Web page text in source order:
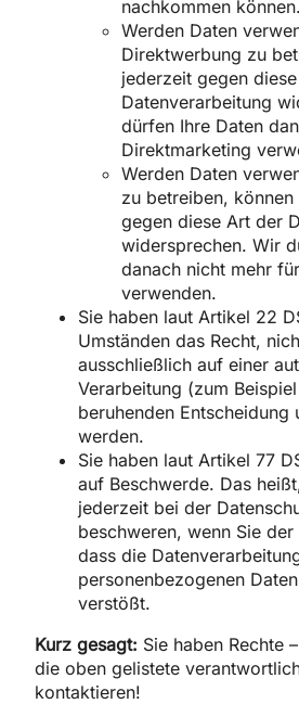
nachkommen können.
Werden Daten
Direktwerbung zu
jederzeit gegen
Datenverarbeitung
dürfen Ihre Daten
Direktmarketing
Werden Daten
zu betreiben,
gegen diese Art der
widersprechen. Wir
danach nicht mehr
verwenden.
Sie haben laut Artikel 22
Umständen das Recht,
ausschließlich auf einer
Verarbeitung (zum
beruhenden Entscheidung
werden.
Sie haben laut Artikel 77
auf Beschwerde. Das
jederzeit bei der
beschweren, wenn Sie
dass die
personenbezogenen
verstößt.
Kurz gesagt: Sie haben Rechte
die oben gelistete
kontaktieren!